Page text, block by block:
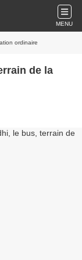
MENU
ordinaire
de la